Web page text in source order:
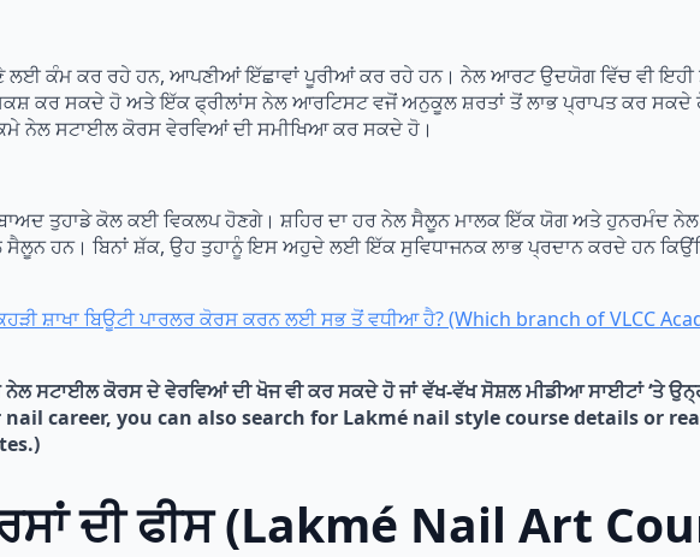
ਲਈ ਕੰਮ ਕਰ ਰਹੇ ਹਨ, ਆਪਣੀਆਂ ਇੱਛਾਵਾਂ ਪੂਰੀਆਂ ਕਰ ਰਹੇ ਹਨ। ਨੇਲ ਆਰਟ ਉਦਯੋਗ ਵਿੱਚ ਵੀ ਇਹੀ
ਕਰ ਸਕਦੇ ਹੋ ਅਤੇ ਇੱਕ ਫ੍ਰੀਲਾਂਸ ਨੇਲ ਆਰਟਿਸਟ ਵਜੋਂ ਅਨੁਕੂਲ ਸ਼ਰਤਾਂ ਤੋਂ ਲਾਭ ਪ੍ਰਾਪਤ ਕਰ
ਨੇਲ ਸਟਾਈਲ ਕੋਰਸ ਵੇਰਵਿਆਂ ਦੀ ਸਮੀਖਿਆ ਕਰ ਸਕਦੇ ਹੋ।
ਤੁਹਾਡੇ ਕੋਲ ਕਈ ਵਿਕਲਪ ਹੋਣਗੇ। ਸ਼ਹਿਰ ਦਾ ਹਰ ਨੇਲ ਸੈਲੂਨ ਮਾਲਕ ਇੱਕ ਯੋਗ ਅਤੇ ਹੁਨਰਮੰਦ
ਸੈਲੂਨ ਹਨ। ਬਿਨਾਂ ਸ਼ੱਕ, ਉਹ ਤੁਹਾਨੂੰ ਇਸ ਅਹੁਦੇ ਲਈ ਇੱਕ ਸੁਵਿਧਾਜਨਕ ਲਾਭ ਪ੍ਰਦਾਨ ਕਰਦੇ ਹਨ
ਸ਼ਾਖਾ ਬਿਊਟੀ ਪਾਰਲਰ ਕੋਰਸ ਕਰਨ ਲਈ ਸਭ ਤੋਂ ਵਧੀਆ ਹੈ? (Which branch of VLCC
ਸਟਾਈਲ ਕੋਰਸ ਦੇ ਵੇਰਵਿਆਂ ਦੀ ਖੋਜ ਵੀ ਕਰ ਸਕਦੇ ਹੋ ਜਾਂ ਵੱਖ-ਵੱਖ ਸੋਸ਼ਲ ਮੀਡੀਆ ਸਾਈਟਾਂ ‘ਤੇ
nail career, you can also search for Lakmé nail style course details or
ਦੀ ਫੀਸ (Lakmé Nail Art